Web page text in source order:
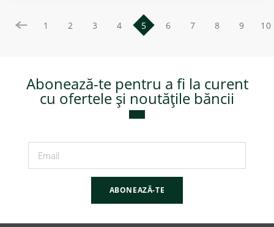
1 2 3 4 5 6 7 8 9 10
Abonează-te pentru a fi la curent
cu ofertele și noutățile băncii
ABONEAZĂ-TE